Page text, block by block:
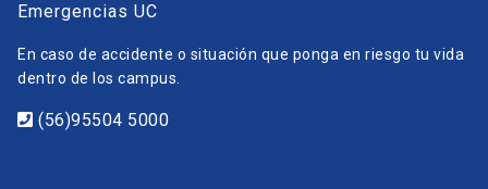
Emergencias UC
En caso de accidente o situación que ponga en riesgo tu vida
dentro de los campus.
(56)95504 5000